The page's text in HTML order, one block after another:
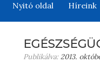
Nyitó oldal Híreink
Publikálva: 2013.